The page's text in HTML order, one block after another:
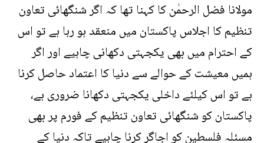
مولانا فضل الرحمٰن کا کہنا تھا کہ اگر شنگھائی تعاون
تنظیم کا اجلاس پاکستان میں منعقد ہو رہا ہے تو اس
کے احترام میں بھی یکجہتی دکھانی چاہیے اور اگر
ہمیں معیشت کے حوالے سے دنیا کا اعتماد حاصل کرنا
ہے تو اس کیلئے داخلی یکجہتی دکھانا ضروری ہے،
پاکستان کو شنگھائی تعاون تنظیم کے فورم پر بھی
مسئلہ فلسطین کو اجاگر کرنا چاہیے تاکہ دنیا کے